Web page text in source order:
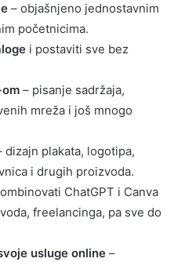
– objašnjeno jednostavnim
početnicima.
i postaviti sve bez
– pisanje sadržaja,
mreža i još mnogo
dizajn plakata, logotipa,
i drugih proizvoda.
ChatGPT i Canva
freelancinga, pa sve do
usluge online –